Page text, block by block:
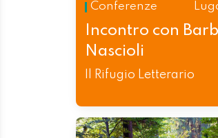
Conferenze
Incontro con
Nascioli
Il Rifugio Letterario